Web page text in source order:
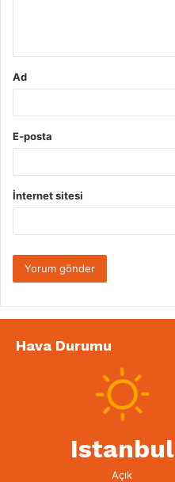
Ad
E-posta
İnternet sitesi
Hava Durumu
Istanbul
Açık